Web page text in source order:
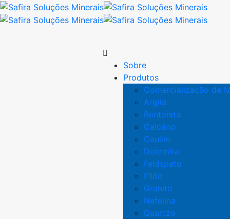
Sobre
Produtos
Comercialização de
Argila
Bentonita
Calcário
Caulim
Dolomita
Feldspato
Filito
Granito
Nefelina
Quartzo